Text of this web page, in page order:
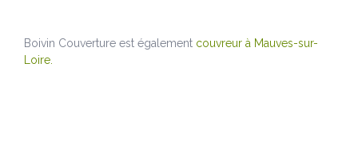
Boivin Couverture est également couvreur à Mauves-sur-
Loire.